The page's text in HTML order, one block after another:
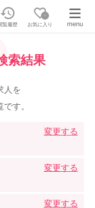
覧履歴
0
お気に入り menu
せはこちら
わせの内容を
人を探す
索結果
人を
す。
変更する
変更する
変更する